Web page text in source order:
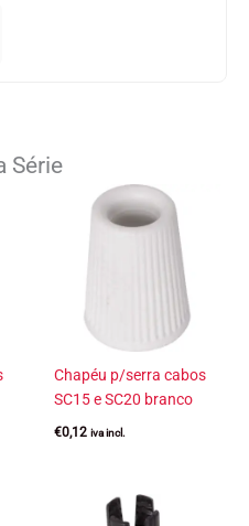
Série
Chapéu p/serra cabos
SC15 e SC20 branco
€0,12 iva incl.